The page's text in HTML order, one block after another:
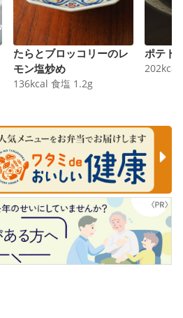
たらとブロッコリーのレ
モン塩炒め
136kcal 食塩 1.2g
ポテト
202kcal